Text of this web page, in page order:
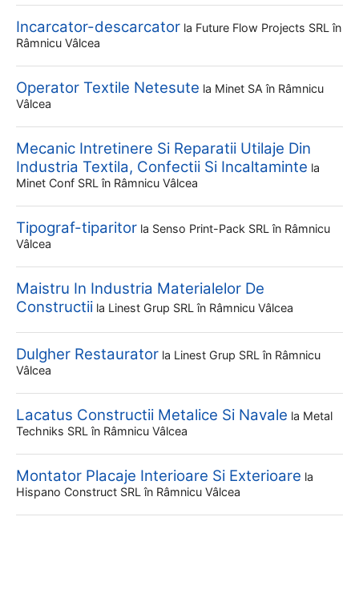
Incarcator-descarcator la Future Flow Projects SRL în
Râmnicu Vâlcea
Operator Textile Netesute la Minet SA în Râmnicu
Vâlcea
Mecanic Intretinere Si Reparatii Utilaje Din
Industria Textila, Confectii Si Incaltaminte la
Minet Conf SRL în Râmnicu Vâlcea
Tipograf-tiparitor la Senso Print-Pack SRL în Râmnicu
Vâlcea
Maistru In Industria Materialelor De
Constructii la Linest Grup SRL în Râmnicu Vâlcea
Dulgher Restaurator la Linest Grup SRL în Râmnicu
Vâlcea
Lacatus Constructii Metalice Si Navale la Metal
Techniks SRL în Râmnicu Vâlcea
Montator Placaje Interioare Si Exterioare la
Hispano Construct SRL în Râmnicu Vâlcea